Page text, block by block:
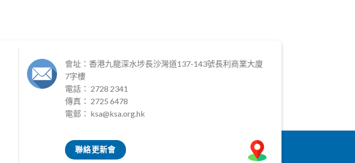
會址：香港九龍深水埗長沙灣道137-143號長利商業大廈
7字樓
電話： 2728 2341
傳真： 2725 6478
電郵： ksa@ksa.org.hk
聯絡更新會